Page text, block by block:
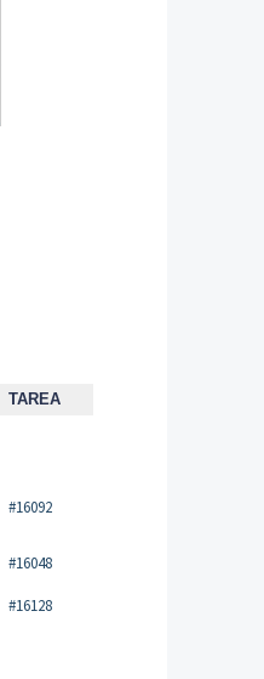
TAREA
#16092
#16048
#16128